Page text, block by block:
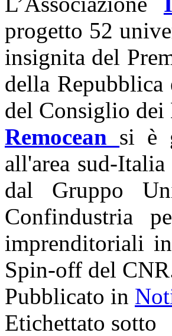
progetto 52
insignita del
della
del Consiglio
Remocean si è
all'area sud-
dal Gruppo
Confindustria
imprenditoriali
Spin-off del
Pubblicato in
Etichettato sotto